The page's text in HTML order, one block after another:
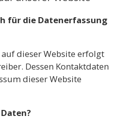
für die Datenerfassung
dieser Website erfolgt
Dessen Kontaktdaten
dieser Website